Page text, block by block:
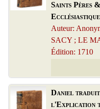
Saints Pères
Auteur:
SACY ; LE
Édition: 1710
Daniel traduit
l'Explication